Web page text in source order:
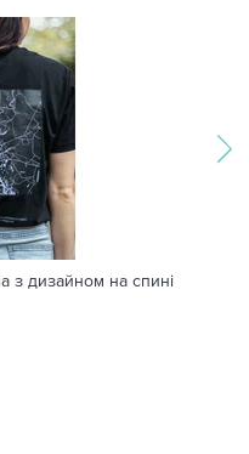
з дизайном на спині